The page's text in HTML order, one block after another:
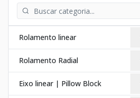
Rolamento linear
Rolamento Radial
Eixo linear | Pillow Block